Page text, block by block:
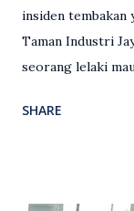
insiden tembakan
Taman Industri
seorang lelaki
kejadian berlaku
SHARE